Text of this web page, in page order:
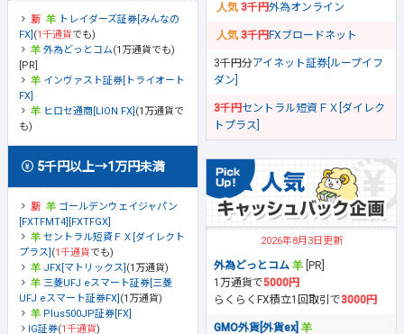
トレイダーズ証券[みんなの
FX] (1千通貨でも)
外為どっとコム(1万通貨でも)
[PR]
インヴァスト証券[トライオート
FX]
ヒロセ通商[LION FX] (1万通貨で
も)
5千円以上→1万円未満
ゴールデンウェイジャパン
[FXTFMT4][FXTFGX]
セントラル短資ＦＸ[ダイレクト
プラス] (1千通貨でも)
JFX[マトリックス] (1万通貨)
三菱UFJ eスマート証券[三菱
UFJ eスマート証券FX] (1万通貨)
Plus500JP証券[FX]
IG証券(1千通貨)
3千円外為オンライン
3千円FXブロードネット
3千円分アイネット証券[ループイフ
ダン]
3千円セントラル短資ＦＸ[ダイレク
トプラス]
2026年8月3日更新
外為どっとコム
[PR]
1万通貨で5000円
らくらくFX積立1回取引で3000円
GMO外貨[外貨ex]